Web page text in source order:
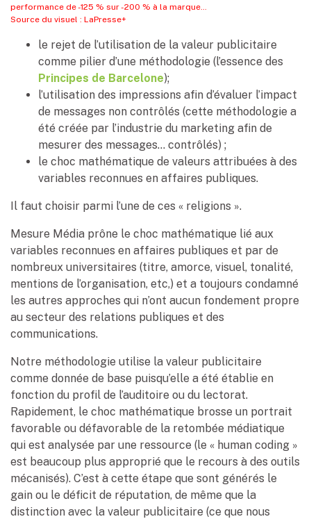
performance de -125 % sur -200 % à la marque…
Source du visuel : LaPresse+
le rejet de l’utilisation de la valeur publicitaire
comme pilier d’une méthodologie (l’essence des
Principes de Barcelone);
l’utilisation des impressions afin d’évaluer l’impact
de messages non contrôlés (cette méthodologie a
été créée par l’industrie du marketing afin de
mesurer des messages… contrôlés) ;
le choc mathématique de valeurs attribuées à des
variables reconnues en affaires publiques.
Il faut choisir parmi l’une de ces « religions ».
Mesure Média prône le choc mathématique lié aux
variables reconnues en affaires publiques et par de
nombreux universitaires (titre, amorce, visuel, tonalité,
mentions de l’organisation, etc,) et a toujours condamné
les autres approches qui n’ont aucun fondement propre
au secteur des relations publiques et des
communications.
Notre méthodologie utilise la valeur publicitaire
comme donnée de base puisqu’elle a été établie en
fonction du profil de l’auditoire ou du lectorat.
Rapidement, le choc mathématique brosse un portrait
favorable ou défavorable de la retombée médiatique
qui est analysée par une ressource (le « human coding »
est beaucoup plus approprié que le recours à des outils
mécanisés). C’est à cette étape que sont générés le
gain ou le déficit de réputation, de même que la
distinction avec la valeur publicitaire (ce que nous